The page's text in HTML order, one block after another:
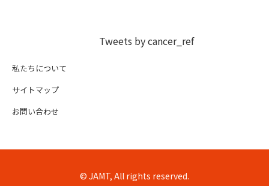
Tweets by cancer_ref
私たちについて
サイトマップ
お問い合わせ
© JAMT, All rights reserved.